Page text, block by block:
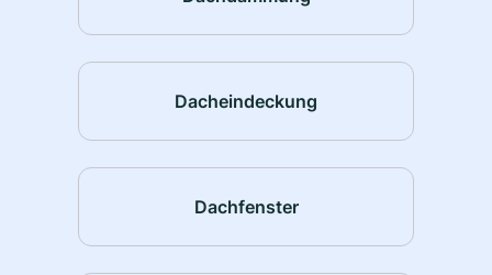
Dacheindeckung
Dachfenster